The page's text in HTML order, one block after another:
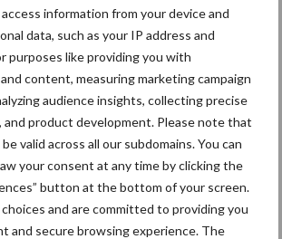
information from your device and
data, such as your IP address and
purposes like providing you with
content, measuring marketing campaign
audience insights, collecting precise
and product development. Please note that
valid across all our subdomains. You can
your consent at any time by clicking the
button at the bottom of your screen.
and are committed to providing you
and secure browsing experience. The
De speenhuid: een vaak
onderschatte risicofactor
voor mastitis
ForFarmers ziet volume en
marktaandeel groeien in
krimpende Nederlandse
markt